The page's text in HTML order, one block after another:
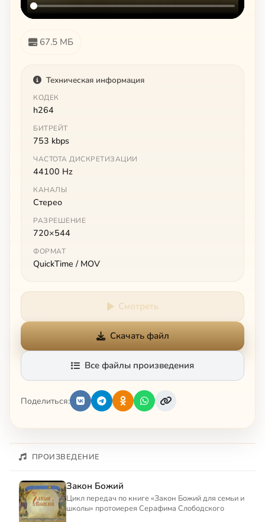
67.5 МБ
Техническая информация
КОДЕК
h264
БИТРЕЙТ
753 kbps
ЧАСТОТА ДИСКРЕТИЗАЦИИ
44100 Hz
КАНАЛЫ
Стерео
РАЗРЕШЕНИЕ
720×544
ФОРМАТ
QuickTime / MOV
Смотреть
Скачать файл
Все файлы произведения
Поделиться:
ПРОИЗВЕДЕНИЕ
Закон Божий
Цикл передач по книге «Закон Божий для семьи и
школы» протоиерея Серафима Слободского